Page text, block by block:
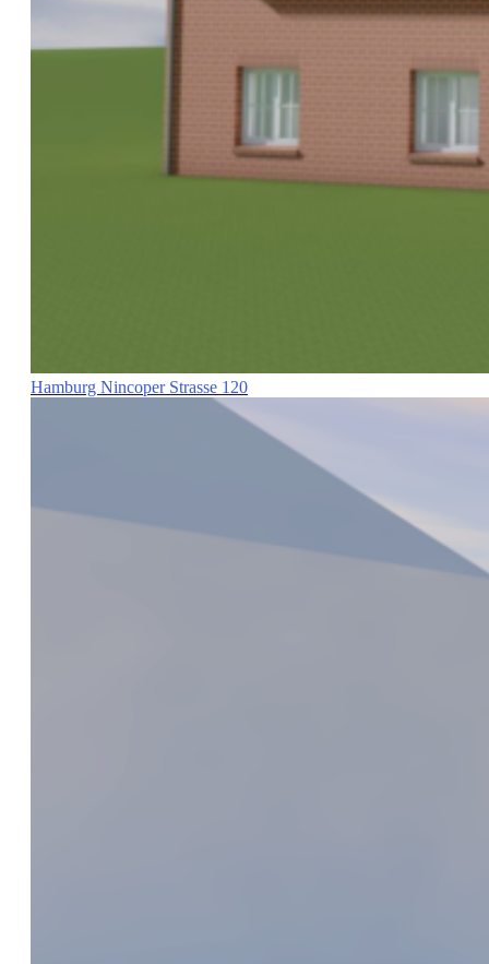
Hamburg Nincoper Strasse 120